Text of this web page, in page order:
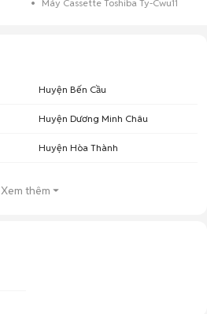
Máy Cassette Toshiba Ty-Cwu11
Huyện Bến Cầu
Huyện Dương Minh Châu
Huyện Hòa Thành
Xem thêm